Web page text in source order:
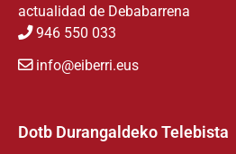
actualidad de Debabarrena
946 550 033
info@eiberri.eus
Dotb Durangaldeko Telebista